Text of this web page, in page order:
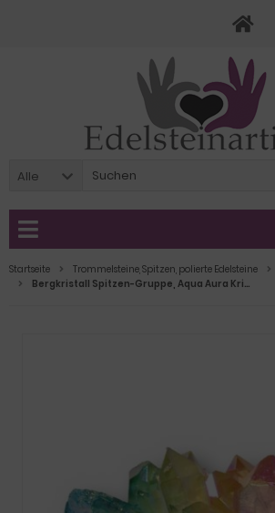
Alle
Startseite Trommelsteine, Spitzen, polierte Edelsteine
Bergkristall Spitzen-Gruppe, Aqua Aura Kristall Spitzen Gruppe, Bergkristalle bunt bedampft, N286